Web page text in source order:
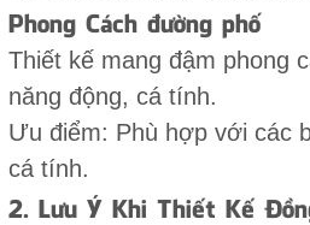
Phong Cách đường phố
Thiết kế mang đậm phong
năng động, cá tính.
Ưu điểm: Phù hợp với các
cá tính.
2. Lưu Ý Khi Thiết Kế